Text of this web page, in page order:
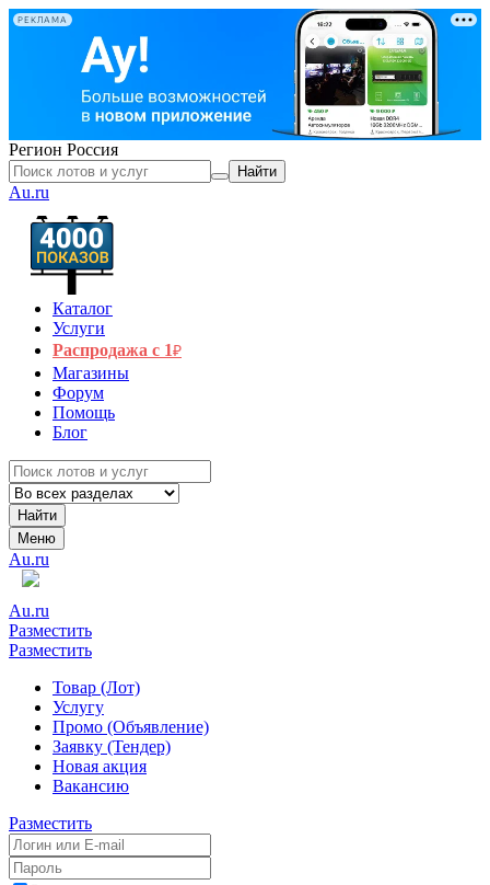
РЕКЛАМА
Регион Россия
Найти
Au.ru
Каталог
Услуги
Распродажа с 1₽
Магазины
Форум
Помощь
Блог
Найти
Меню
Au.ru
Au.ru
Разместить
Разместить
Товар (Лот)
Услугу
Промо (Объявление)
Заявку (Тендер)
Новая акция
Вакансию
Разместить